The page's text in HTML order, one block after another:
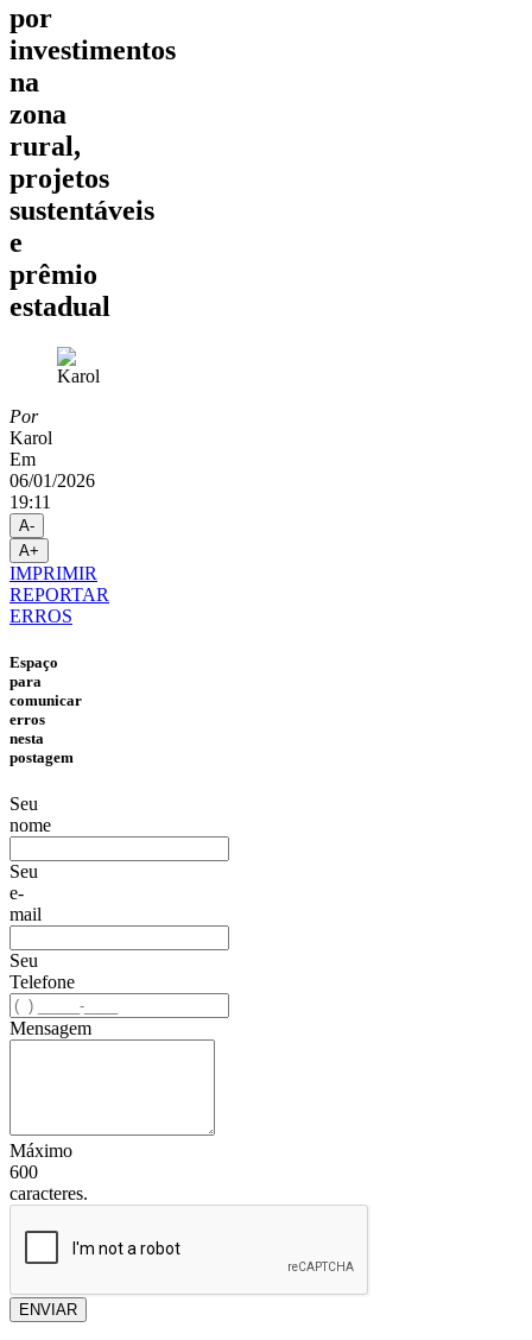
por
investimentos
na
zona
rural,
projetos
sustentáveis
e
prêmio
estadual
Por
Karol
Em
06/01/2026
19:11
A-
A+
IMPRIMIR
REPORTAR
ERROS
Espaço
para
comunicar
erros
nesta
postagem
Seu
nome
Seu
e-
mail
Seu
Telefone
Mensagem
Máximo
600
caracteres.
ENVIAR